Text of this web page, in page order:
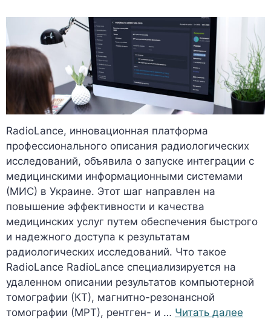
RadioLance, инновационная платформа
профессионального описания радиологических
исследований, объявила о запуске интеграции с
медицинскими информационными системами
(МИС) в Украине. Этот шаг направлен на
повышение эффективности и качества
медицинских услуг путем обеспечения быстрого
и надежного доступа к результатам
радиологических исследований. Что такое
RadioLance RadioLance специализируется на
удаленном описании результатов компьютерной
томографии (КТ), магнитно-резонансной
томографии (МРТ), рентген- и … Читать далее